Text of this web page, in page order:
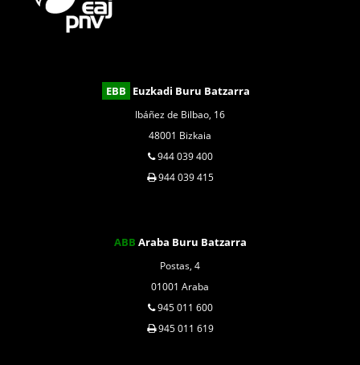
EBB Euzkadi Buru Batzarra
Ibáñez de Bilbao, 16
48001 Bizkaia
944 039 400
944 039 415
ABB Araba Buru Batzarra
Postas, 4
01001 Araba
945 011 600
945 011 619